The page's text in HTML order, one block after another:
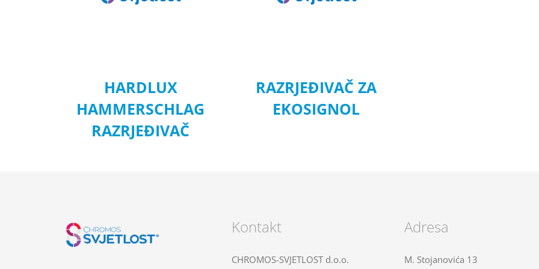
HARDLUX
HAMMERSCHLAG
RAZRJEĐIVAČ
RAZRJEĐIVAČ ZA
EKOSIGNOL
Kontakt
CHROMOS-SVJETLOST d.o.o.
Adresa
M. Stojanovića 13